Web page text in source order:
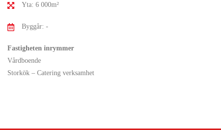
Yta: 6 000m²
Byggår: -
Fastigheten inrymmer
Vårdboende
Storkök – Catering verksamhet